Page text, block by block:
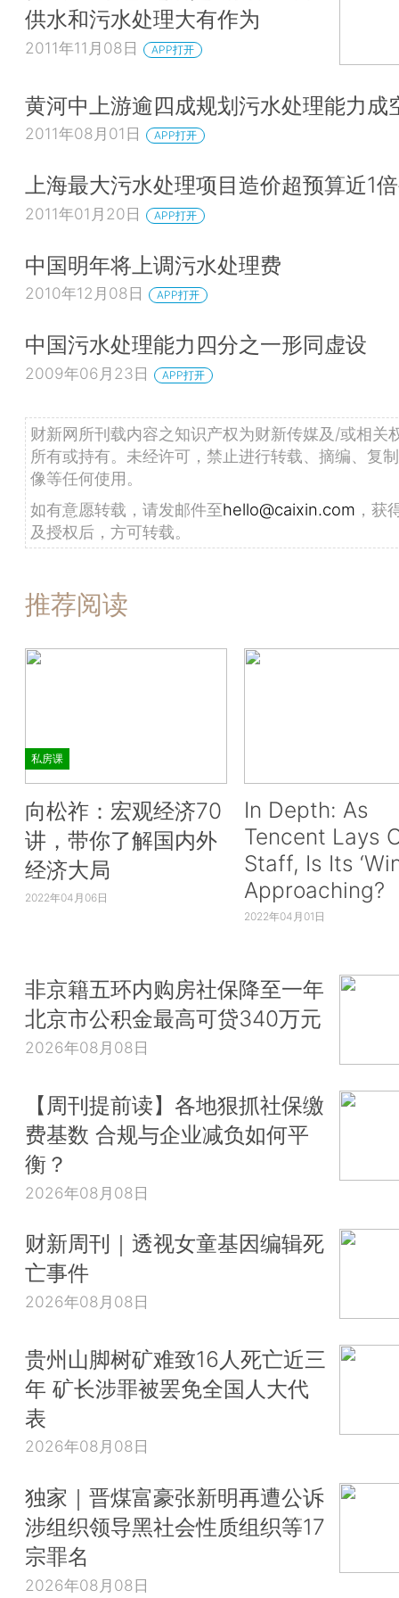
供水和污水处理大有作为
2011年11月08日 APP打开
黄河中上游逾四成规划污水处理能力成
2011年08月01日 APP打开
上海最大污水处理项目造价超预算近1
2011年01月20日 APP打开
中国明年将上调污水处理费
2010年12月08日 APP打开
中国污水处理能力四分之一形同虚设
2009年06月23日 APP打开
财新网所刊载内容之知识产权为财新传媒及/或相关
所有或持有。未经许可，禁止进行转载、摘编、复
像等任何使用。
如有意愿转载，请发邮件至hello@caixin.com ，获
及授权后，方可转载。
推荐阅读
私房课
向松祚：宏观经济70
讲，带你了解国内外
经济大局
2022年04月06日
In Depth: As
Tencent Lays
Staff, Is Its
Approaching?
2022年04月01日
非京籍五环内购房社保降至一年
北京市公积金最高可贷340万元
2026年08月08日
【周刊提前读】各地狠抓社保缴
费基数 合规与企业减负如何平
衡？
2026年08月08日
财新周刊｜透视女童基因编辑死
亡事件
2026年08月08日
贵州山脚树矿难致16人死亡近三
年 矿长涉罪被罢免全国人大代
表
2026年08月08日
独家｜晋煤富豪张新明再遭公诉
涉组织领导黑社会性质组织等17
宗罪名
2026年08月08日